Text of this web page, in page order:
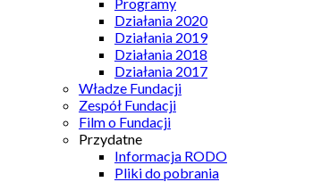
Działania 2020
Działania 2019
Działania 2018
Działania 2017
Władze Fundacji
Zespół Fundacji
Film o Fundacji
Przydatne
Informacja RODO
Pliki do pobrania